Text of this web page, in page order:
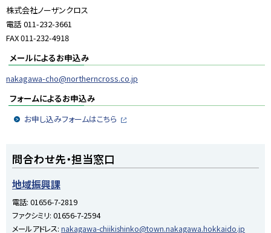
株式会社ノーザンクロス
電話 011-232-3661
FAX 011-232-4918
メールによるお申込み
nakagawa-cho@northerncross.co.jp
フォームによるお申込み
お申し込みフォームはこちら
に
戻
問合わせ先・担当窓口
地域振興課
電話: 01656-7-2819
ファクシミリ: 01656-7-2594
メールアドレス: nakagawa-chiikishinko@town.nakagawa.hokkaido.jp